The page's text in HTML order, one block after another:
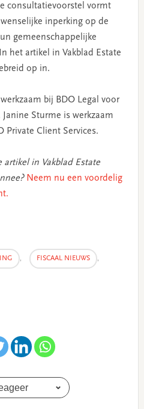
consultatievoorstel vormt
inperking op de
gemeenschappelijke
het artikel in Vakblad Estate
op in.
bij BDO Legal voor
Janine Sturme is werkzaam
Private Client Services.
in Vakblad Estate
Neem nu een voordelig
, FISCAAL NIEUWS ,